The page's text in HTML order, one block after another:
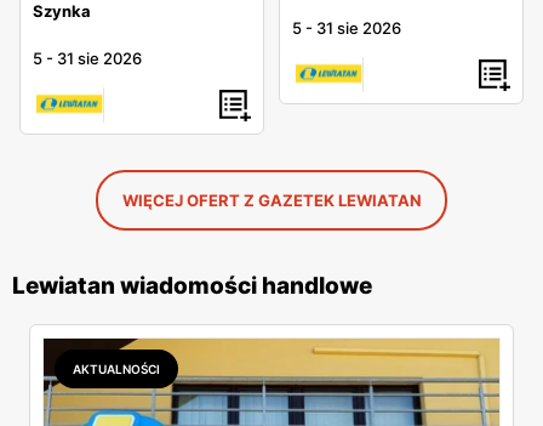
Szynka
5 - 31 sie 2026
5 - 31 sie 2026
WIĘCEJ OFERT Z GAZETEK LEWIATAN
Lewiatan wiadomości handlowe
AKTUALNOŚCI